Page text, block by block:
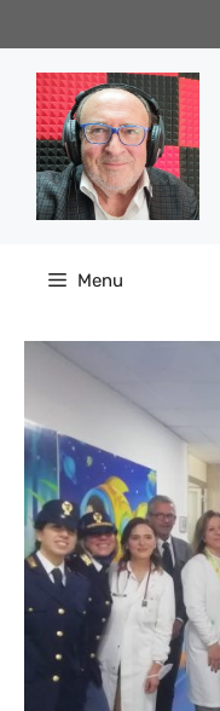
al
contenuto
Menu